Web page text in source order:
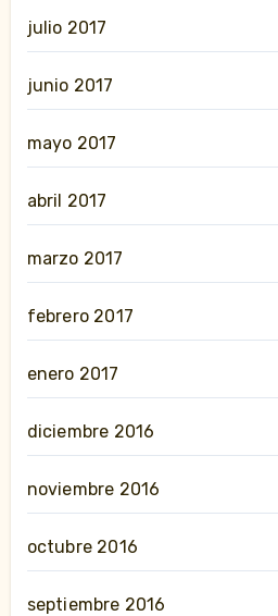
julio 2017
junio 2017
mayo 2017
abril 2017
marzo 2017
febrero 2017
enero 2017
diciembre 2016
noviembre 2016
octubre 2016
septiembre 2016